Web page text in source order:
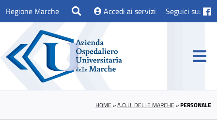
Regione Marche Accedi ai servizi Seguici su:
HOME »A.O.U. DELLE MARCHE »PERSONALE